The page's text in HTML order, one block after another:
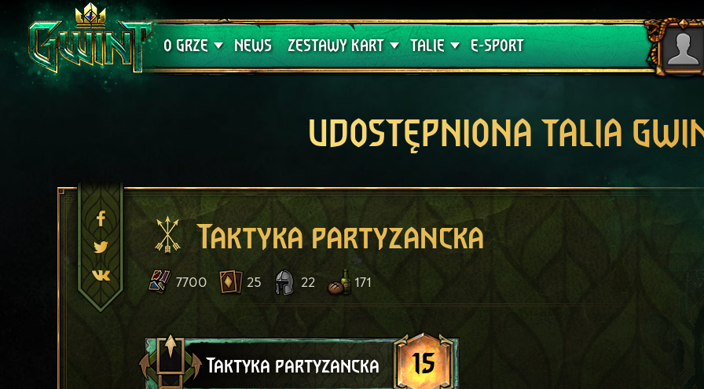
O GRZE
Wsparcie techniczne
NEWS ZESTAWY KART
Krwawa Klątwa
TALIE
Poradniki
E-SPORT
UDOSTĘPNIONA TALIA
Taktyka partyzancka
7700 25 22 171
Taktyka partyzancka 15